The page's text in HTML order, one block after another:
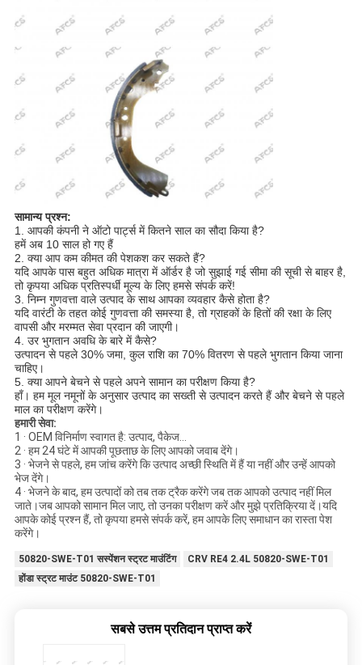
सामान्य प्रश्न:
1. आपकी कंपनी ने ऑटो पार्ट्स में कितने साल का सौदा किया है?
हमें अब 10 साल हो गए हैं
2. क्या आप कम कीमत की पेशकश कर सकते हैं?
यदि आपके पास बहुत अधिक मात्रा में ऑर्डर है जो सुझाई गई सीमा की सूची से बाहर है,
तो कृपया अधिक प्रतिस्पर्धी मूल्य के लिए हमसे संपर्क करें!
3. निम्न गुणवत्ता वाले उत्पाद के साथ आपका व्यवहार कैसे होता है?
यदि वारंटी के तहत कोई गुणवत्ता की समस्या है, तो ग्राहकों के हितों की रक्षा के लिए
वापसी और मरम्मत सेवा प्रदान की जाएगी।
4. उर भुगतान अवधि के बारे में कैसे?
उत्पादन से पहले 30% जमा, कुल राशि का 70% वितरण से पहले भुगतान किया जाना
चाहिए।
5. क्या आपने बेचने से पहले अपने सामान का परीक्षण किया है?
हाँ। हम मूल नमूनों के अनुसार उत्पाद का सख्ती से उत्पादन करते हैं और बेचने से पहले
माल का परीक्षण करेंगे।
हमारी सेवा:
1 · OEM विनिर्माण स्वागत है: उत्पाद, पैकेज...
2 · हम 24 घंटे में आपकी पूछताछ के लिए आपको जवाब देंगे।
3 · भेजने से पहले, हम जांच करेंगे कि उत्पाद अच्छी स्थिति में हैं या नहीं और उन्हें आपको
भेज देंगे।
4 · भेजने के बाद, हम उत्पादों को तब तक ट्रैक करेंगे जब तक आपको उत्पाद नहीं मिल
जाते।जब आपको सामान मिल जाए, तो उनका परीक्षण करें और मुझे प्रतिक्रिया दें।यदि
आपके कोई प्रश्न हैं, तो कृपया हमसे संपर्क करें, हम आपके लिए समाधान का रास्ता पेश
करेंगे।
50820-SWE-T01 सस्पेंशन स्ट्रट माउंटिंग
CRV RE4 2.4L 50820-SWE-T01
होंडा स्ट्रट माउंट 50820-SWE-T01
सबसे उत्तम प्रतिदान प्राप्त करें